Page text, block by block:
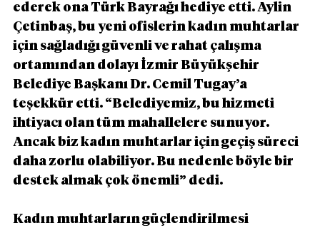
ederek ona Türk Bayrağı hediye etti. Aylin
Çetinbaş, bu yeni ofislerin kadın muhtarlar
için sağladığı güvenli ve rahat çalışma
ortamından dolayı İzmir Büyükşehir
Belediye Başkanı Dr. Cemil Tugay’a
teşekkür etti. “Belediyemiz, bu hizmeti
ihtiyacı olan tüm mahallelere sunuyor.
Ancak biz kadın muhtarlar için geçiş süreci
daha zorlu olabiliyor. Bu nedenle böyle bir
destek almak çok önemli” dedi.
Kadın muhtarların güçlendirilmesi